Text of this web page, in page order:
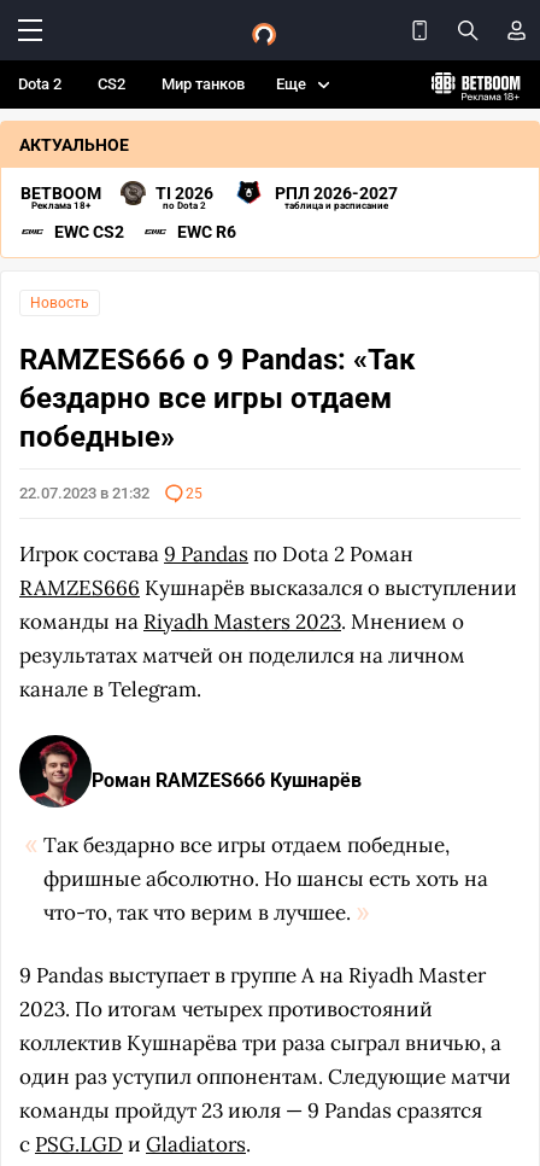
Dota 2 CS2 Мир танков Еще
АКТУАЛЬНОЕ
BETBOOM
Реклама 18+
TI 2026
по Dota 2
РПЛ 2026-2027
таблица и расписание
EWC CS2 EWC R6
Новость
RAMZES666 о 9 Pandas: «Так
бездарно все игры отдаем
победные»
22.07.2023 в 21:32 25
Игрок состава9 Pandasпо Dota 2 Роман
RAMZES666 Кушнарёв высказался о выступлении
команды на Riyadh Masters 2023. Мнением о
результатах матчей он поделился на личном
канале в Telegram.
Роман RAMZES666 Кушнарёв
Так бездарно все игры отдаем победные,
фришные абсолютно. Но шансы есть хоть на
что-то, так что верим в лучшее.
9 Pandas выступает в группе A на Riyadh Master
2023. По итогам четырех противостояний
коллектив Кушнарёва три раза сыграл вничью, а
один раз уступил оппонентам. Следующие матчи
команды пройдут 23 июля — 9 Pandas сразятся
с PSG.LGD и Gladiators.